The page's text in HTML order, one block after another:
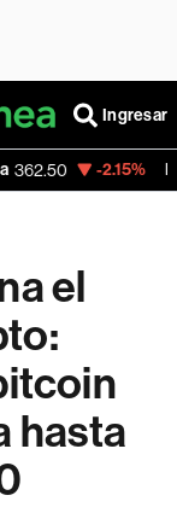
Ingresar
MercadoLibre
el
hasta